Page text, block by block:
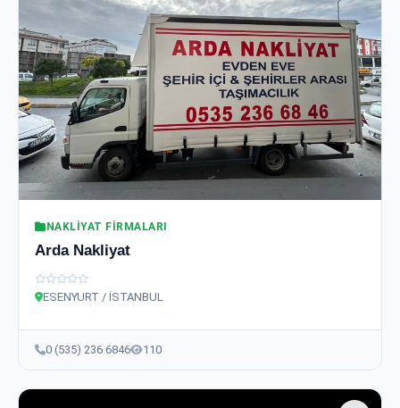
NAKLIYAT FIRMALARI
Arda Nakliyat
ESENYURT / İSTANBUL
0 (535) 236 6846 110